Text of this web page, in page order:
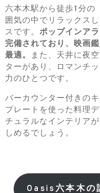
六本木駅から徒歩1分の
囲気の中でリラックス
スです。 ポップインア
完備されており、映画
最適。
また、天井に夜
ターがあり、ロマンチ
力のひとつです。
バーカウンター付きの
プレートを使った料理
チュラルなインテリア
しめるでしょう。
Oasis六本木の